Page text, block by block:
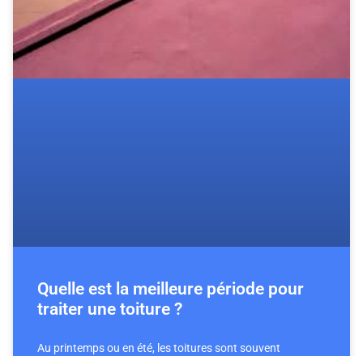
Quelle est la meilleure période pour
traiter une toiture ?
Au printemps ou en été, les toitures sont souvent